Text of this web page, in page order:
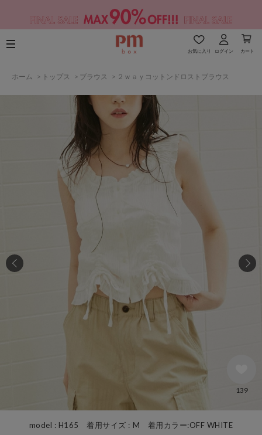
お気に入り ログイン カート
ホーム > トップス > ブラウス > ２ｗａｙコットンドロストブラウス
model : H165 着用サイズ : M 着用カラー:OFF WHITE
139